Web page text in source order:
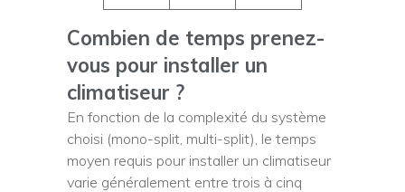
Combien de temps prenez-
vous pour installer un
climatiseur ?
En fonction de la complexité du système
choisi (mono-split, multi-split), le temps
moyen requis pour installer un climatiseur
varie généralement entre trois à cinq